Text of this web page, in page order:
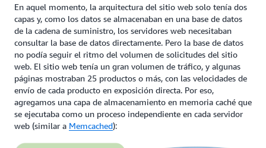
En aquel momento, la arquitectura del sitio web solo tenía dos
capas y, como los datos se almacenaban en una base de datos
de la cadena de suministro, los servidores web necesitaban
consultar la base de datos directamente. Pero la base de datos
no podía seguir el ritmo del volumen de solicitudes del sitio
web. El sitio web tenía un gran volumen de tráfico, y algunas
páginas mostraban 25 productos o más, con las velocidades de
envío de cada producto en exposición directa. Por eso,
agregamos una capa de almacenamiento en memoria caché que
se ejecutaba como un proceso independiente en cada servidor
web (similar a Memcached):